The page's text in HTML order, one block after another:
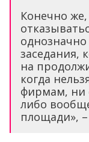
Конечно
однозначно
заседания,
на
когда
фирмам, ни
либо
площади»,